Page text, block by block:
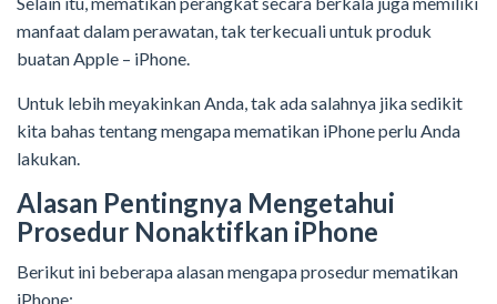
manfaat dalam perawatan, tak terkecuali untuk produk
buatan Apple – iPhone.
Untuk lebih meyakinkan Anda, tak ada salahnya jika sedikit
kita bahas tentang mengapa mematikan iPhone perlu Anda
lakukan.
Alasan Pentingnya Mengetahui
Prosedur Nonaktifkan iPhone
Berikut ini beberapa alasan mengapa prosedur mematikan
iPhone: